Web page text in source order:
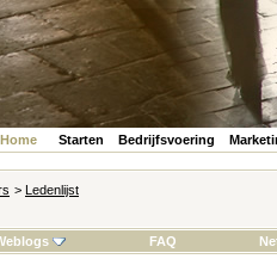
Home Starten Bedrijfsvoering
> Ledenlijst
FAQ